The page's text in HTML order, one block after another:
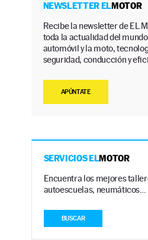
NEWSLETTER ELMOTOR
Recibe la newsletter de EL
toda la actualidad del
automóvil y la moto,
seguridad, conducción y
APÚNTATE
SERVICIOS ELMOTOR
Encuentra los mejores
autoescuelas, neumáticos…
BUSCAR